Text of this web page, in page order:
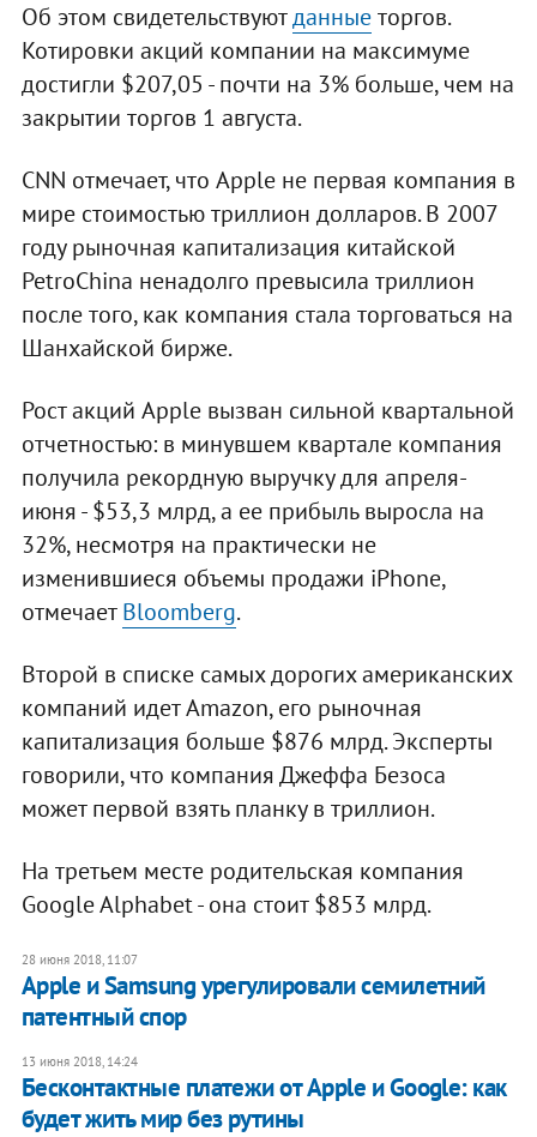
Об этом свидетельствуютданныеторгов.
Котировки акций компании на максимуме
достигли $207,05 - почти на 3% больше, чем на
закрытии торгов 1 августа.
CNN отмечает, что Apple не первая компания в
мире стоимостью триллион долларов. В 2007
году рыночная капитализация китайской
PetroChina ненадолго превысила триллион
после того, как компания стала торговаться на
Шанхайской бирже.
Рост акций Apple вызван сильной квартальной
отчетностью: в минувшем квартале компания
получила рекордную выручку для апреля-
июня - $53,3 млрд, а ее прибыль выросла на
32%, несмотря на практически не
изменившиеся объемы продажи iPhone,
отмечаетBloomberg.
Второй в списке самых дорогих американских
компаний идет Amazon, его рыночная
капитализация больше $876 млрд. Эксперты
говорили, что компания Джеффа Безоса
может первой взять планку в триллион.
На третьем месте родительская компания
Google Alphabet - она стоит $853 млрд.
28 июня 2018, 11:07
Apple и Samsung урегулировали семилетний
патентный спор
13 июня 2018, 14:24
Бесконтактные платежи от Apple и Google: как
будет жить мир без рутины